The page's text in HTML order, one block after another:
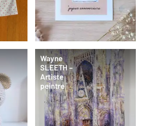
Wayne
SLEETH –
Artiste
peintre